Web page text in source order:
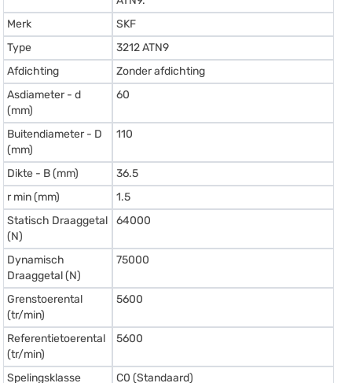
Merk
SKF
Type
3212 ATN9
Afdichting
Zonder afdichting
Asdiameter - d
(mm)
60
Buitendiameter - D
(mm)
110
Dikte - B (mm)
36.5
r min (mm)
1.5
Statisch Draaggetal
(N)
64000
Dynamisch
Draaggetal (N)
75000
Grenstoerental
(tr/min)
5600
Referentietoerental
(tr/min)
5600
Spelingsklasse
C0 (Standaard)